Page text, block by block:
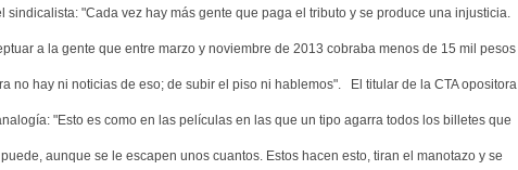
sindicalista: "Cada vez hay más gente que paga el tributo y se produce una injusticia.
a la gente que entre marzo y noviembre de 2013 cobraba menos de 15 mil pesos
no hay ni noticias de eso; de subir el piso ni hablemos". El titular de la CTA opositora
"Esto es como en las películas en las que un tipo agarra todos los billetes que
aunque se le escapen unos cuantos. Estos hacen esto, tiran el manotazo y se